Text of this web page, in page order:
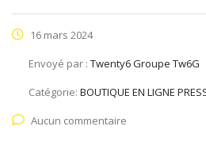
16 mars 2024
Envoyé par : Twenty6 Groupe Tw6G
Catégorie: BOUTIQUE EN LIGNE
Aucun commentaire